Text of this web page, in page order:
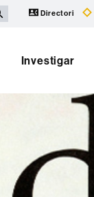
Directori
Investigar